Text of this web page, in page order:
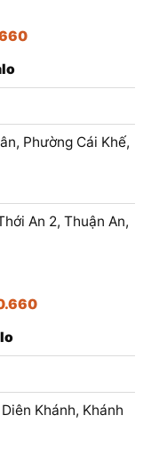
Phường Cái Khế,
An 2, Thuận An,
Khánh, Khánh